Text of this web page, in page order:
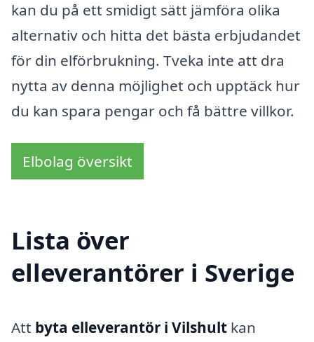
kan du på ett smidigt sätt jämföra olika
alternativ och hitta det bästa erbjudandet
för din elförbrukning. Tveka inte att dra
nytta av denna möjlighet och upptäck hur
du kan spara pengar och få bättre villkor.
Elbolag översikt
Lista över
elleverantörer i Sverige
Att byta elleverantör i Vilshult kan